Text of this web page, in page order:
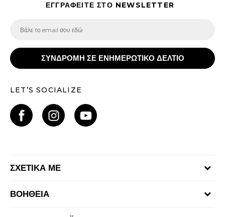
ΕΓΓΡΑΦΕΙΤΕ ΣΤΟ NEWSLETTER
ΣΥΝΔΡΟΜΗ ΣΕ ΕΝΗΜΕΡΩΤΙΚΟ ΔΕΛΤΙΟ
LET’S SOCIALIZE
ΣΧΕΤΙΚΑ ΜΕ
ΒΟΗΘΕΙΑ